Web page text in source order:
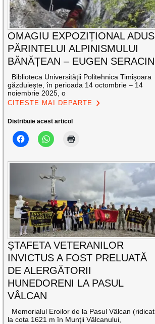
OMAGIU EXPOZIȚIONAL ADUS
PĂRINTELUI ALPINISMULUI
BĂNĂȚEAN – EUGEN SERACIN
Biblioteca Universităţii Politehnica Timişoara
găzduiește, în perioada 14 octombrie – 14
noiembrie 2025, o
CITEȘTE MAI DEPARTE
Distribuie acest articol
ȘTAFETA VETERANILOR
INVICTUS A FOST PRELUATĂ
DE ALERGĂTORII
HUNEDORENI LA PASUL
VÂLCAN
Memorialul Eroilor de la Pasul Vâlcan (ridicat
la cota 1621 m în Munții Vâlcanului,